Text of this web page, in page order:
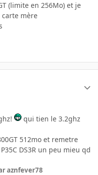
(limite en 256Mo) et je
mère
qui tien le 3.2ghz
512mo et remetre
DS3R un peu mieu qd
aznfever78